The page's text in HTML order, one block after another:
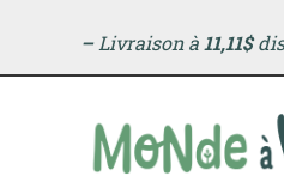
–Livraison à 11,11$